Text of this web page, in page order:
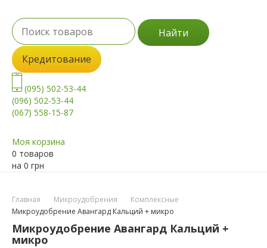
Найти
Кредитование
(095) 502-53-44
(096) 502-53-44
(067) 558-15-87
Моя корзина
0 товаров
на 0 грн
Главная Микроудобрения
Комплексные
Микроудобрение Авангард Кальций + микро
Микроудобрение Авангард Кальций +
микро